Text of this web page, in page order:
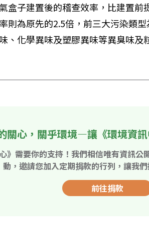
盒子建置後的稽查效率，比建置
則為原先的2.5倍，前三大污染類
、化學異味及塑膠異味等異臭味
關心，關乎環境—讓《環境資
》需要你的支持！我們相信唯有資訊
動，邀請您加入定期捐款的行列，讓我
前往捐款